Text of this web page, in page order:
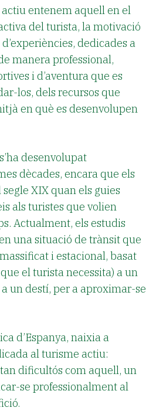
entenem aquell en el
del turista, la motivació
dedicades a
manera professional,
i d’aventura que es
los, dels recursos que
en què es desenvolupen
desenvolupat
dècades, encara que els
XIX quan els guies
als turistes que volien
Actualment, els estudis
una situació de trànsit que
i estacional, basat
el turista necessita) a un
un destí, per a aproximar-se
d’Espanya, naixia a
al turisme actiu:
dificultós com aquell, un
se professionalment al